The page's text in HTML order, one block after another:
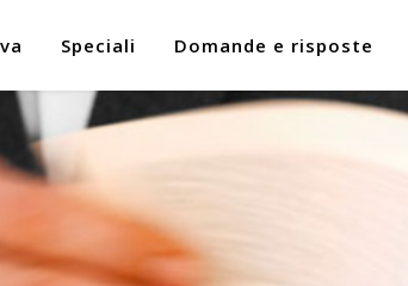
Speciali Domande e risposte